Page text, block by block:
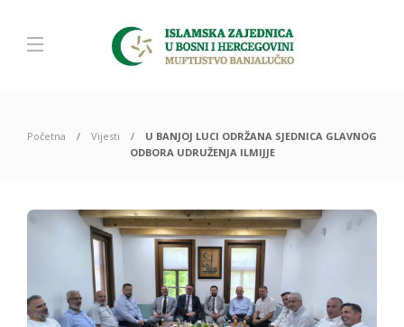
Početna Vijesti
U BANJOJ LUCI ODRŽANA SJEDNICA GLAVNOG
ODBORA UDRUŽENJA ILMIJJE